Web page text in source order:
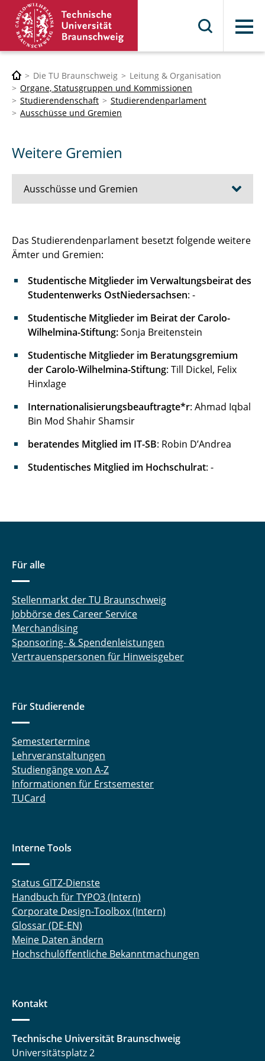
Menü
Die TU Braunschweig
Leitung & Organisation
Organe, Statusgruppen und Kommissionen
Studierendenschaft
Studierendenparlament
Ausschüsse und Gremien
Weitere Gremien
Ausschüsse und Gremien
Übergeordneter Wahlausschuss
Haushaltsausschuss
Referateausschuss
Satzungs- und Ordnungsausschuss
Weitere Gremien
Das Studierendenparlament besetzt folgende weitere
Ämter und Gremien:
Studentische Mitglieder im Verwaltungsbeirat des
Studentenwerks OstNiedersachsen: -
Studentische Mitglieder im Beirat der Carolo-
Wilhelmina-Stiftung:Sonja Breitenstein
Studentische Mitglieder im Beratungsgremium
der Carolo-Wilhelmina-Stiftung: Till Dickel, Felix
Hinxlage
Internationalisierungsbeauftragte*r: Ahmad Iqbal
Bin Mod Shahir Shamsir
beratendes Mitglied im IT-SB: Robin D’Andrea
Studentisches Mitglied im Hochschulrat: -
Für alle
Stellenmarkt der TU Braunschweig
Jobbörse des Career Service
Merchandising
Sponsoring- & Spendenleistungen
Vertrauenspersonen für Hinweisgeber
Für Studierende
Semestertermine
Lehrveranstaltungen
Studiengänge von A-Z
Informationen für Erstsemester
TUCard
Interne Tools
Status GITZ-Dienste
Handbuch für TYPO3 (Intern)
Corporate Design-Toolbox (Intern)
Glossar (DE-EN)
Meine Daten ändern
Hochschulöffentliche Bekanntmachungen
Kontakt
Technische Universität Braunschweig
Universitätsplatz 2